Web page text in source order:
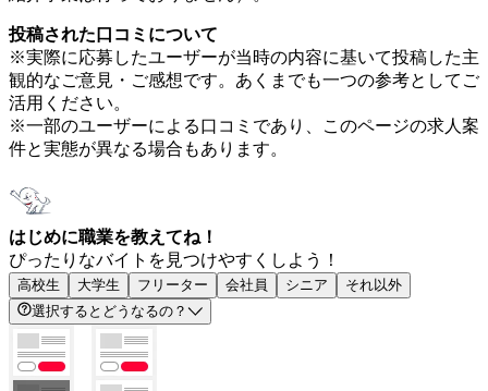
投稿された口コミについて
※実際に応募したユーザーが当時の内容に基いて投稿した主
観的なご意見・ご感想です。あくまでも一つの参考としてご
活用ください。
※一部のユーザーによる口コミであり、このページの求人案
件と実態が異なる場合もあります。
はじめに職業を教えてね！
ぴったりなバイトを見つけやすくしよう！
高校生 大学生 フリーター 会社員 シニア
それ以外
選択するとどうなるの？